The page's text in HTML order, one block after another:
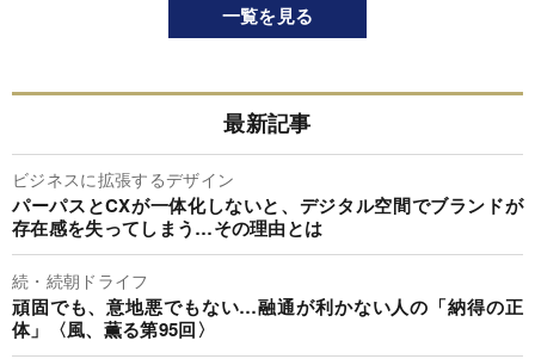
一覧を見る
最新記事
ビジネスに拡張するデザイン
パーパスとCXが一体化しないと、デジタル空間でブランドが
存在感を失ってしまう…その理由とは
続・続朝ドライフ
頑固でも、意地悪でもない…融通が利かない人の「納得の正
体」〈風、薫る第95回〉